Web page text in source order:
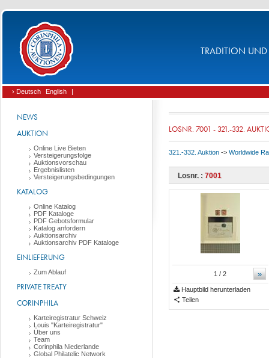
TRADITION UND
› Deutsch English |
NEWS
AUKTION
Online Live Bieten
Versteigerungsfolge
Auktionsvorschau
Ergebnislisten
Versteigerungsbedingungen
KATALOG
Online Katalog
PDF Kataloge
PDF Gebotsformular
Katalog anfordern
Auktionsarchiv
Auktionsarchiv PDF Kataloge
EINLIEFERUNG
Zum Ablauf
PRIVATE TREATY
CORINPHILA
Karteiregistratur Schweiz
Louis "Karteiregistratur"
Über uns
Team
Corinphila Niederlande
Global Philatelic Network
LOSNR. 7001 - 321.-332.
321.-332. Auktion -> Worldwide
Losnr. : 7001
»
1 / 2
Hauptbild herunterladen
Teilen